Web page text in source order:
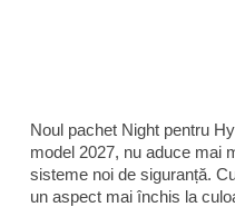
Noul pachet Night pentru
model 2027, nu aduce mai
sisteme noi de siguranță.
un aspect mai închis la